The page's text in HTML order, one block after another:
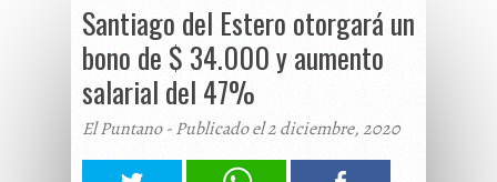
Santiago del Estero otorgará un
bono de $ 34.000 y aumento
salarial del 47%
El Puntano - Publicado el 2 diciembre, 2020